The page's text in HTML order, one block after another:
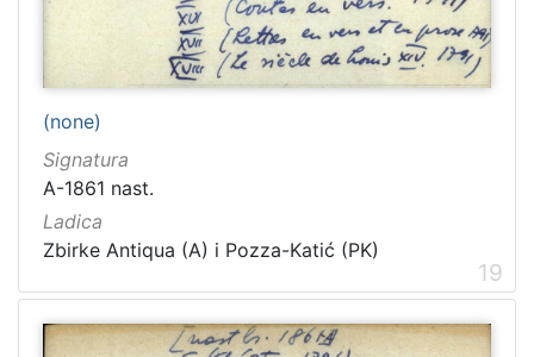
(none)
Signatura
A-1861 nast.
Ladica
Zbirke Antiqua (A) i Pozza-Katić (PK)
19